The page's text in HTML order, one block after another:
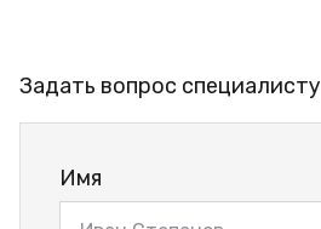
Задать вопрос специалисту
Имя